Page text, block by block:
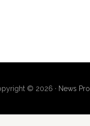
© 2026 · News Pro